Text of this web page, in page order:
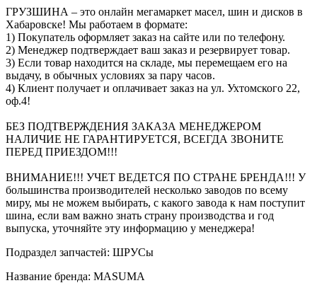
ГРУЗШИНА – это онлайн мегамаркет масел, шин и дисков в
Хабаровске! Мы работаем в формате:
1) Покупатель оформляет заказ на сайте или по телефону.
2) Менеджер подтверждает ваш заказ и резервирует товар.
3) Если товар находится на складе, мы перемещаем его на
выдачу, в обычных условиях за пару часов.
4) Клиент получает и оплачивает заказ на ул. Ухтомского 22,
оф.4!
БЕЗ ПОДТВЕРЖДЕНИЯ ЗАКАЗА МЕНЕДЖЕРОМ
НАЛИЧИЕ НЕ ГАРАНТИРУЕТСЯ, ВСЕГДА ЗВОНИТЕ
ПЕРЕД ПРИЕЗДОМ!!!
ВНИМАНИЕ!!! УЧЕТ ВЕДЕТСЯ ПО СТРАНЕ БРЕНДА!!! У
большинства производителей несколько заводов по всему
миру, мы не можем выбирать, с какого завода к нам поступит
шина, если вам важно знать страну производства и год
выпуска, уточняйте эту информацию у менеджера!
Подраздел запчастей: ШРУСы
Название бренда: MASUMA